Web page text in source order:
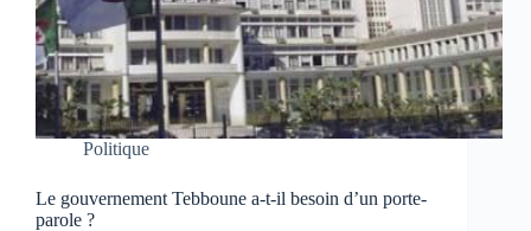
Politique
Le gouvernement Tebboune a-t-il besoin d’un porte-
parole ?